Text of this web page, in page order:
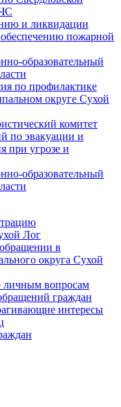
и ликвидации
пожарной
образовательный
по профилактике
округе Сухой
комитет
по эвакуации и
при угрозе и
образовательный
Лог
в
округа Сухой
личным вопросам
граждан
интересы